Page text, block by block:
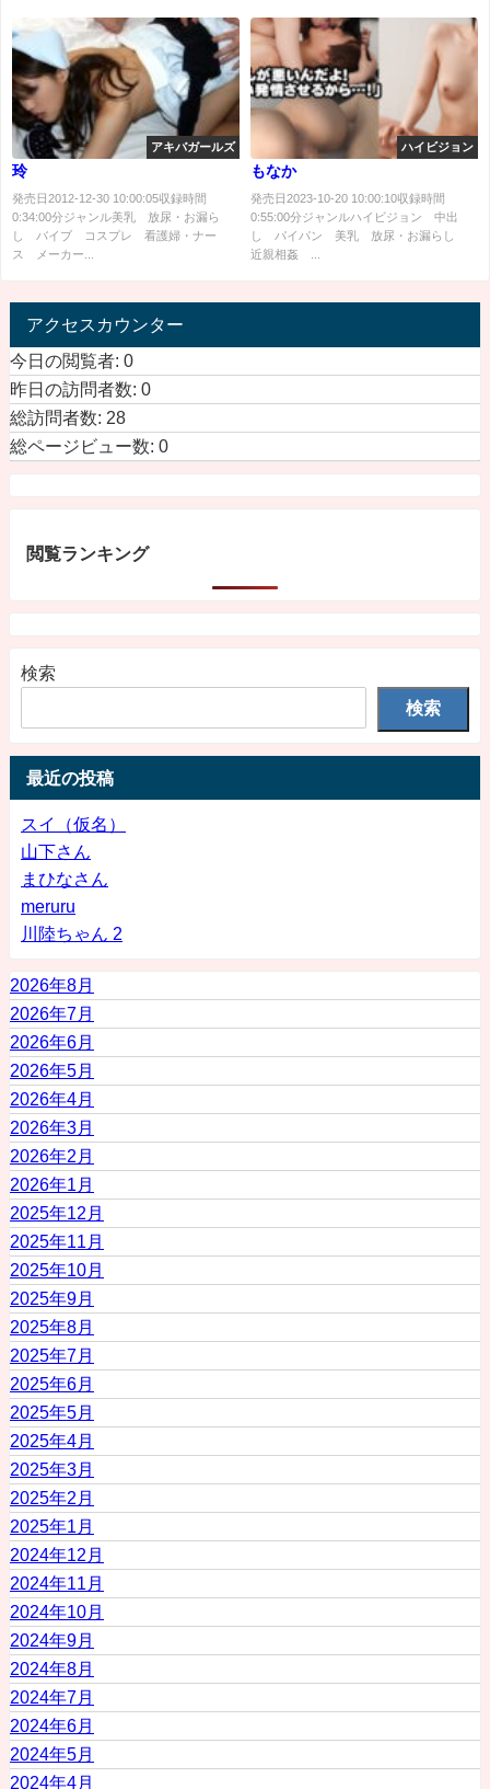
アキバガールズ
玲
発売日2012-12-30 10:00:05収録時間
0:34:00分ジャンル美乳 放尿・お漏ら
し バイブ コスプレ 看護婦・ナー
ス メーカー...
ハイビジョン
もなか
発売日2023-10-20 10:00:10収録時間
0:55:00分ジャンルハイビジョン 中出
し パイパン 美乳 放尿・お漏らし
近親相姦 ...
アクセスカウンター
今日の閲覧者: 0
昨日の訪問者数: 0
総訪問者数: 28
総ページビュー数: 0
閲覧ランキング
検索
検索
最近の投稿
スイ（仮名）
山下さん
まひなさん
meruru
川陸ちゃん 2
2026年8月
2026年7月
2026年6月
2026年5月
2026年4月
2026年3月
2026年2月
2026年1月
2025年12月
2025年11月
2025年10月
2025年9月
2025年8月
2025年7月
2025年6月
2025年5月
2025年4月
2025年3月
2025年2月
2025年1月
2024年12月
2024年11月
2024年10月
2024年9月
2024年8月
2024年7月
2024年6月
2024年5月
2024年4月